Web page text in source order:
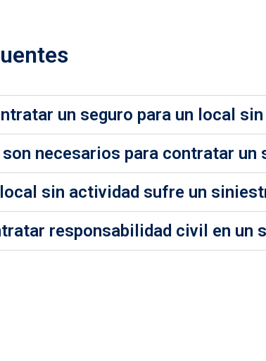
un seguro para un local
son necesarios para contratar
sin actividad sufre un
responsabilidad civil en un